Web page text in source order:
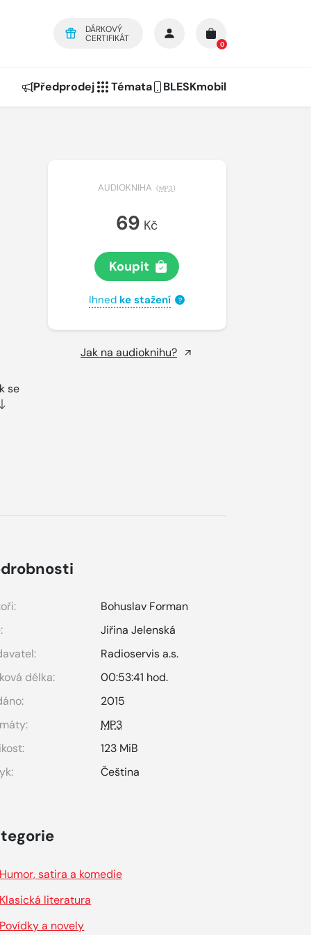
DÁRKOVÝ
CERTIFIKÁT
0
Předprodej Témata BLESKmobil
se
AUDIOKNIHA (MP3)
69 Kč
Koupit
Ihned ke stažení ?
Jak na audioknihu?
Bohuslav Forman
Jiřina Jelenská
Radioservis a.s.
délka:
00:53:41 hod.
2015
MP3
123 MiB
Čeština
Humor, satira a komedie
Klasická literatura
Povídky a novely